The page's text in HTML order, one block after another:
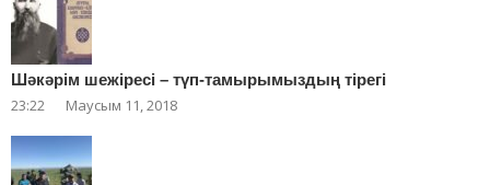
Шәкәрім шежіресі – түп-тамырымыздың тірегі
23:22 Маусым 11, 2018